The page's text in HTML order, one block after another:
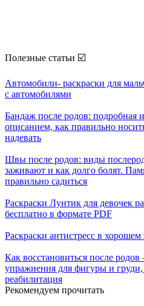
Полезные статьи ☑️
Автомобили- раскраски для
с автомобилями
Бандаж после родов: подробная
описанием, как правильно
надевать
Швы после родов: виды
заживают и как долго болят.
правильно садиться
Раскраски Лунтик для девочек
бесплатно в формате PDF
Раскраски антистресс в хорошем
Как восстановиться после
упражнения для фигуры и
реабилитация
Рекомендуем прочитать